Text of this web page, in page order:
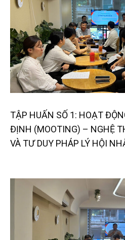
TẬP HUẤN SỐ 1: HOẠT
ĐỊNH (MOOTING) – NGHỆ
VÀ TƯ DUY PHÁP LÝ HỘI